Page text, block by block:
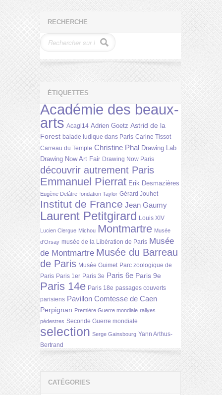
RECHERCHE
ÉTIQUETTES
Académie des beaux-
arts Acagl14 Adrien Goetz Astrid de la
Forest balade ludique dans Paris Carine Tissot
Carreau du Temple Christine Phal Drawing Lab
Drawing Now Art Fair Drawing Now Paris
découvrir autrement Paris
Emmanuel Pierrat Erik Desmazières
Eugène Delâtre fondation Taylor Gérard Jouhet
Institut de France Jean Gaumy
Laurent Petitgirard Louis XIV
Lucien Clergue Michou Montmartre Musée
d'Orsay musée de la Libération de Paris Musée
de Montmartre Musée du Barreau
de Paris Musée Guimet Parc zoologique de
Paris Paris 1er Paris 3e Paris 6e Paris 9e
Paris 14e Paris 18e passages couverts
parisiens Pavillon Comtesse de Caen
Perpignan Première Guerre mondiale rallyes
pédestres Seconde Guerre mondiale
selection Serge Gainsbourg Yann Arthus-
Bertrand
CATÉGORIES